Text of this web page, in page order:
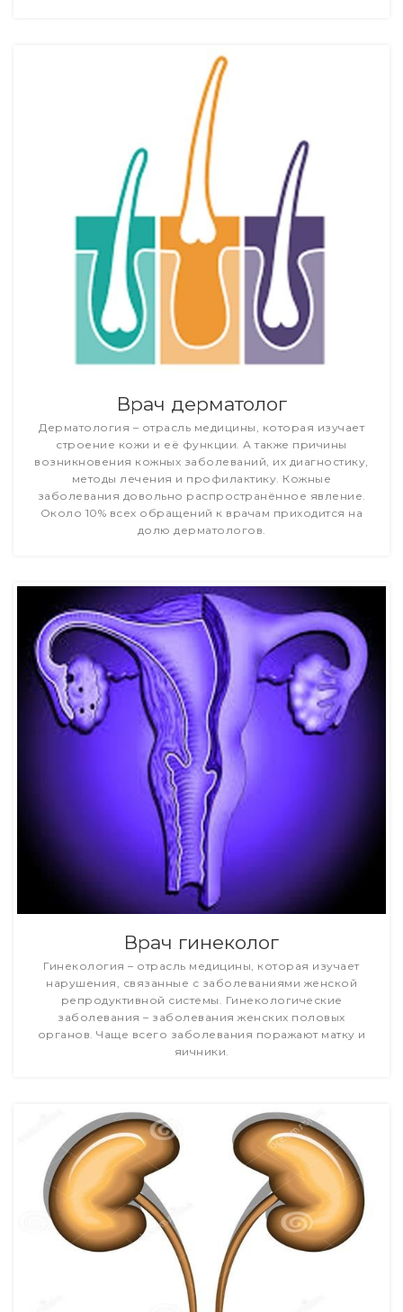
Врач дерматолог
Дерматология – отрасль медицины, которая изучает
строение кожи и её функции. А также причины
возникновения кожных заболеваний, их диагностику,
методы лечения и профилактику. Кожные
заболевания довольно распространённое явление.
Около 10% всех обращений к врачам приходится на
долю дерматологов.
Врач гинеколог
Гинекология – отрасль медицины, которая изучает
нарушения, связанные с заболеваниями женской
репродуктивной системы. Гинекологические
заболевания – заболевания женских половых
органов. Чаще всего заболевания поражают матку и
яичники.